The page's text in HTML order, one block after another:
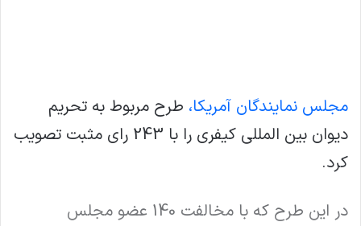
مجلس نمایندگان آمریکا، طرح مربوط به تحریم
دیوان بین المللی کیفری را با 243 رای مثبت تصویب
کرد.
در این طرح که با مخالفت 140 عضو مجلس